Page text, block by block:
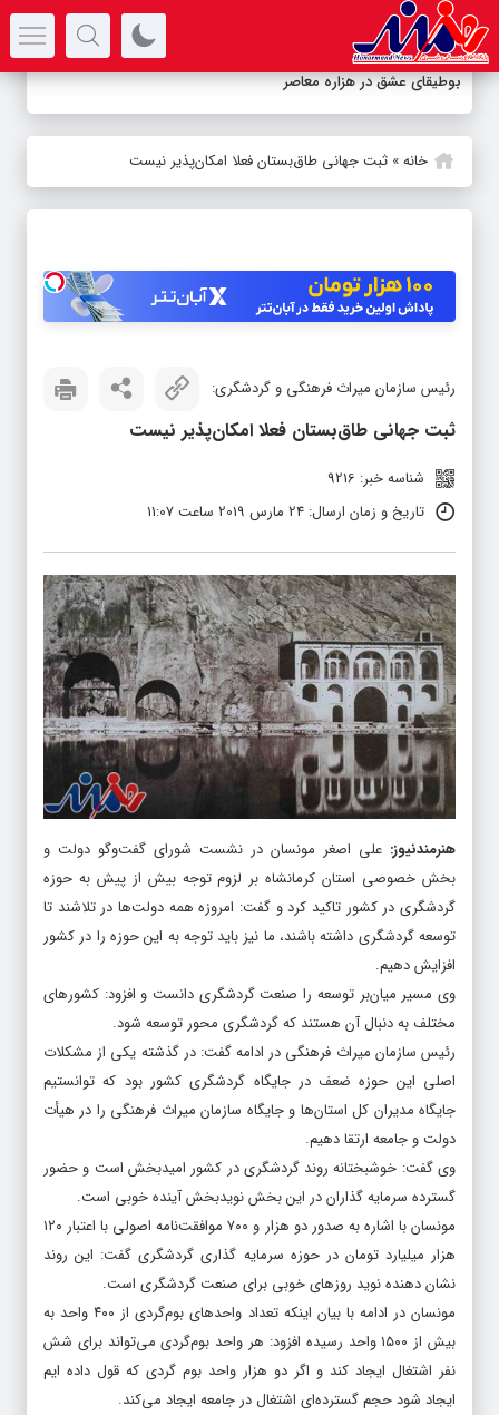
بوطیقای عشق در هزاره معاصر
خانه» ثبت جهانی طاق‌بستان فعلا امکان‌پذیر نیست
رئیس سازمان میراث فرهنگی و گردشگری:
ثبت جهانی طاق‌بستان فعلا امکان‌پذیر نیست
شناسه خبر: 9216
تاریخ و زمان ارسال: 24 مارس 2019 ساعت 11:07
هنرمندنیوز: علی اصغر مونسان در نشست شورای گفت‌وگو دولت و
بخش خصوصی استان کرمانشاه بر لزوم توجه بیش از پیش به حوزه
گردشگری در کشور تاکید کرد و گفت: امروزه همه دولت‌ها در تلاشند تا
توسعه گردشگری داشته باشند، ما نیز باید توجه به این حوزه را در کشور
افزایش دهیم.
وی مسیر میان‌بر توسعه را صنعت گردشگری دانست و افزود: کشورهای
مختلف به دنبال آن هستند که گردشگری محور توسعه شود.
رئیس سازمان میراث فرهنگی در ادامه گفت: در گذشته یکی از مشکلات
اصلی این حوزه ضعف در جایگاه گردشگری کشور بود که توانستیم
جایگاه مدیران کل استان‌ها و جایگاه سازمان میراث فرهنگی را در هیأت
دولت و جامعه ارتقا دهیم.
وی گفت: خوشبختانه روند گردشگری در کشور امیدبخش است و حضور
گسترده سرمایه گذاران در این بخش نویدبخش آینده خوبی است.
مونسان با اشاره به صدور دو هزار و ۷۰۰ موافقت‌نامه اصولی با اعتبار ۱۲۰
هزار میلیارد تومان در حوزه سرمایه گذاری گردشگری گفت: این روند
نشان دهنده نوید روزهای خوبی برای صنعت گردشگری است.
مونسان در ادامه با بیان اینکه تعداد واحدهای بوم‌گردی از ۴۰۰ واحد به
بیش از ۱۵۰۰ واحد رسیده افزود: هر واحد بوم‌گردی می‌تواند برای شش
نفر اشتغال ایجاد کند و اگر دو هزار واحد بوم گردی که قول داده ایم
ایجاد شود حجم گسترده‌ای اشتغال در جامعه ایجاد می‌کند.